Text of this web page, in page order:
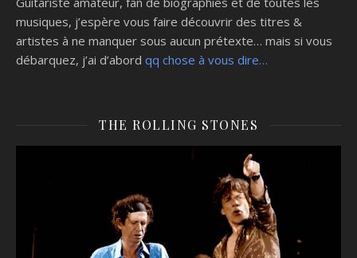
musiques, j’espère vous faire découvrir des titres &
artistes à ne manquer sous aucun prétexte… mais si vous
débarquez, j’ai d’abord qq chose à vous dire…
THE ROLLING STONES